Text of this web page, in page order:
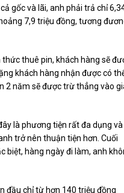
gốc và lãi, anh phải trả chỉ
7,9 triệu đồng, tương
thuê pin, khách hàng sẽ
khách hàng nhận được có
2 năm sẽ được trừ thẳng vào
là phương tiện rất đa dụng và
trở nên thuận tiện hơn. Cuối
biệt, hàng ngày đi làm, anh
đầu chỉ từ hơn 140 triệu đồng